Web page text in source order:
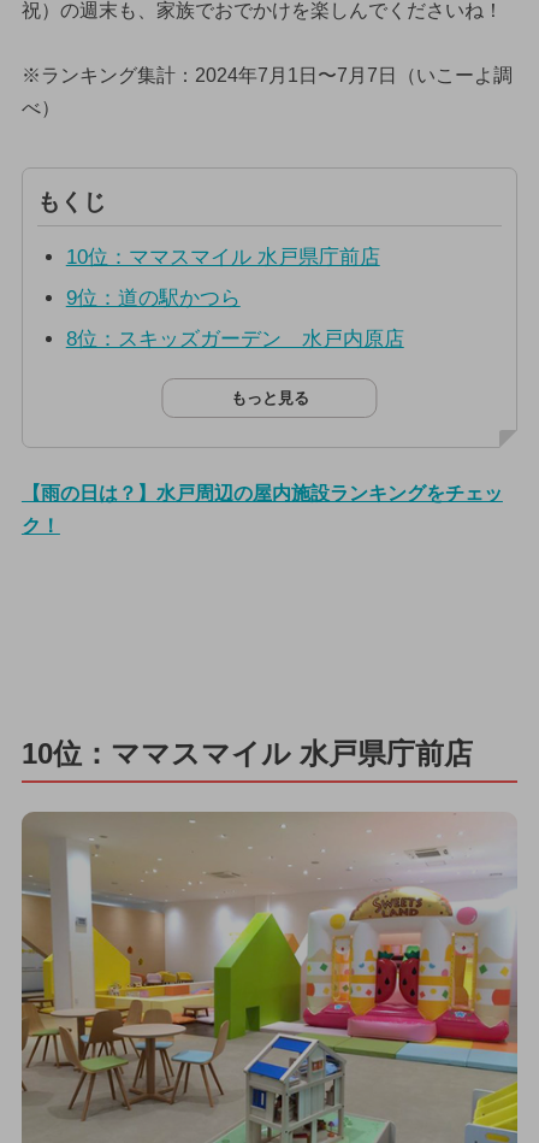
祝）の週末も、家族でおでかけを楽しんでくださいね！
※ランキング集計：2024年7月1日〜7月7日（いこーよ調
べ）
もくじ
10位：ママスマイル 水戸県庁前店
9位：道の駅かつら
8位：スキッズガーデン 水戸内原店
もっと見る
【雨の日は？】水戸周辺の屋内施設ランキングをチェッ
ク！
10位：ママスマイル 水戸県庁前店